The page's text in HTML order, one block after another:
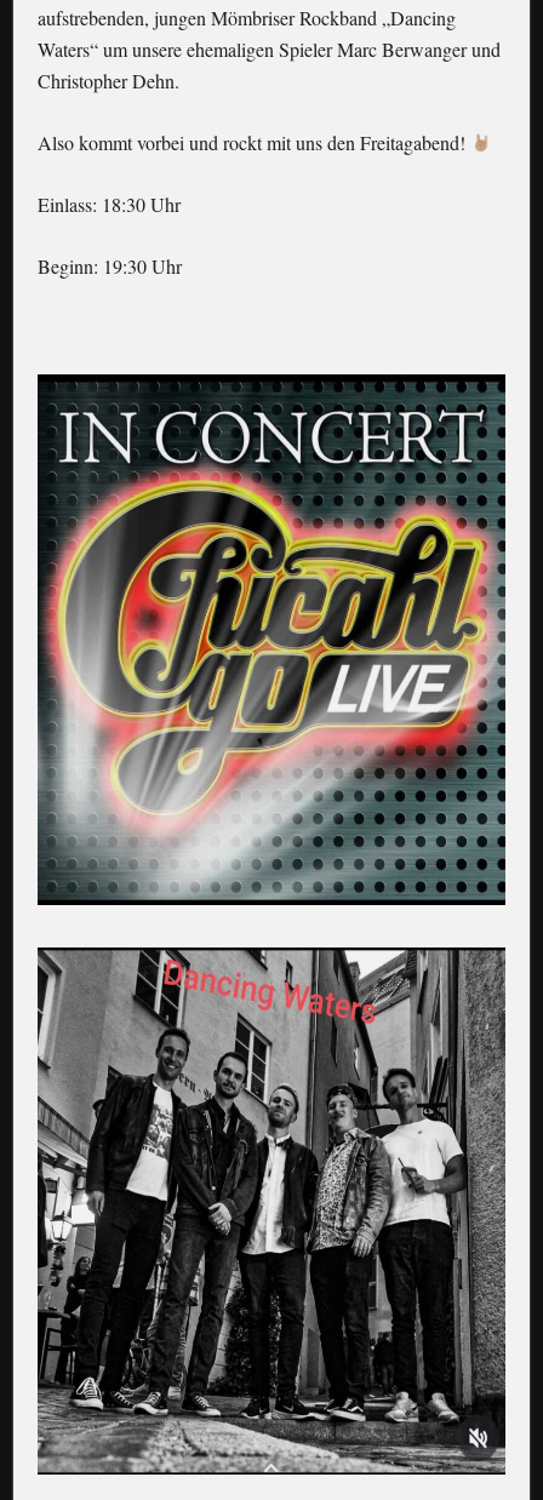
aufstrebenden, jungen Mömbriser Rockband „Dancing
Waters“ um unsere ehemaligen Spieler Marc Berwanger und
Christopher Dehn.
Also kommt vorbei und rockt mit uns den Freitagabend!
Einlass: 18:30 Uhr
Beginn: 19:30 Uhr